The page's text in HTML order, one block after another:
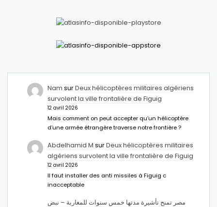
Nam surDeux hélicoptères militaires algériens
survolent la ville frontalière de Figuig
12 avril 2026
Mais comment on peut accepter qu’un hélicoptère
d’une armée étrangère traverse notre frontière ?
Abdelhamid M surDeux hélicoptères militaires
algériens survolent la ville frontalière de Figuig
12 avril 2026
Il faut installer des anti missiles à Figuig c
inacceptable
مصر تمنح تأشيرة مدتها خمس سنوات للمغاربة – نبض